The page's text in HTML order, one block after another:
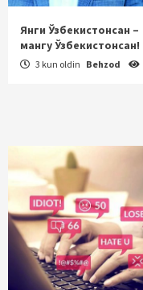
Янги Ўзбекистонсан –
мангу Ўзбекистонсан!
3 kun oldin Behzod